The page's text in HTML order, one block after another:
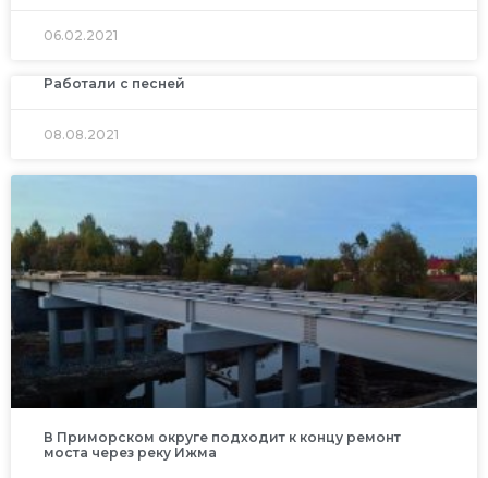
06.02.2021
Работали с песней
08.08.2021
В Приморском округе подходит к концу ремонт
моста через реку Ижма